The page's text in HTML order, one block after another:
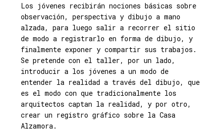
Los jóvenes recibirán nociones básicas sobre
observación, perspectiva y dibujo a mano
alzada, para luego salir a recorrer el sitio
de modo a registrarlo en forma de dibujo, y
finalmente exponer y compartir sus trabajos.
Se pretende con el taller, por un lado,
introducir a los jóvenes a un modo de
entender la realidad a través del dibujo, que
es el modo con que tradicionalmente los
arquitectos captan la realidad, y por otro,
crear un registro gráfico sobre la Casa
Alzamora.